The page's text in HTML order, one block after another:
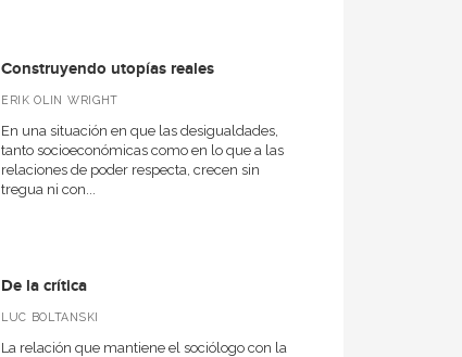
Construyendo utopías reales
ERIK OLIN WRIGHT
En una situación en que las desigualdades,
tanto socioeconómicas como en lo que a las
relaciones de poder respecta, crecen sin
tregua ni con...
De la crítica
LUC BOLTANSKI
La relación que mantiene el sociólogo con la